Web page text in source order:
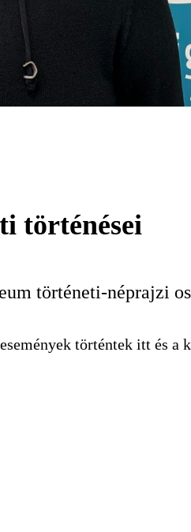
történései
történeti-néprajzi
történtek itt és a